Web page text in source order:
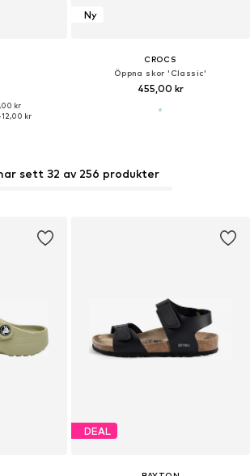
kr
kr
Ny
CROCS
Öppna skor 'Classic'
455,00 kr
sett 32 av 256 produkter
DEAL